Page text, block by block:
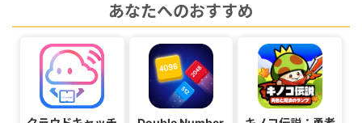
あなたへのおすすめ